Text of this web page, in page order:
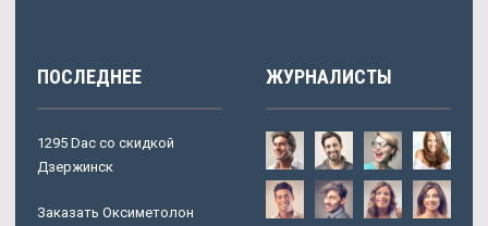
ПОСЛЕДНЕЕ
1295 Dac со скидкой
Дзержинск
Заказать Оксиметолон
ЖУРНАЛИСТЫ